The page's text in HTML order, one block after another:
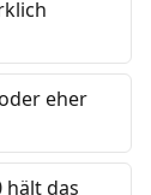
eher
hält das